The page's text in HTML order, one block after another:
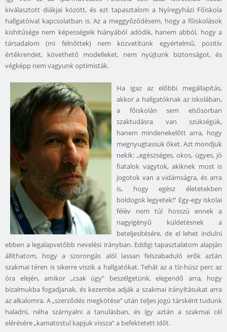
kiválasztott diákjai között, és ezt tapasztalom a Nyíregyházi Főiskola
hallgatóival kapcsolatban is. Az a meggyőződésem, hogy a főiskolások
kishitűsége nem képességeik hiányából adódik, hanem abból, hogy a
társadalom (mi felnőttek) nem közvetítünk egyértelmű, pozitív
értékrendet, követhető modelleket, nem nyújtunk biztonságot, és
végképp nem vagyunk optimisták.
Ha igaz az előbbi megállapítás,
akkor a hallgatóknak az iskolában,
a főiskolán sem elsősorban
szaktudásra van szükségük,
hanem mindenekelőtt arra, hogy
megnyugtassuk őket. Azt mondjuk
nekik: „egészséges, okos, ügyes, jó
fiatalok vagytok, akiknek most is
jogotok van a vidámságra, és arra
is, hogy egész életetekben
boldogok legyetek!” Egy-egy iskolai
félév nem túl hosszú ennek a
nagyigényű küldetésnek a
beteljesítésére, de el lehet indulni
ebben a legalapvetőbb nevelési irányban. Eddigi tapasztalatom alapján
állíthatom, hogy a szorongás alól lassan felszabaduló erők aztán
szakmai téren is sikerre viszik a hallgatókat. Tehát az a tíz-húsz perc az
óra elején, amikor „csak úgy” beszélgetünk, elegendő arra, hogy
bizalmukba fogadjanak, és kezembe adják a szakmai irányításukat arra
az alkalomra. A „szerződés megkötése” után teljes jogú társként tudunk
haladni, néha szárnyalni a tanulásban, és így aztán a szakmai cél
elérésére „kamatostul kapjuk vissza” a befektetett időt.